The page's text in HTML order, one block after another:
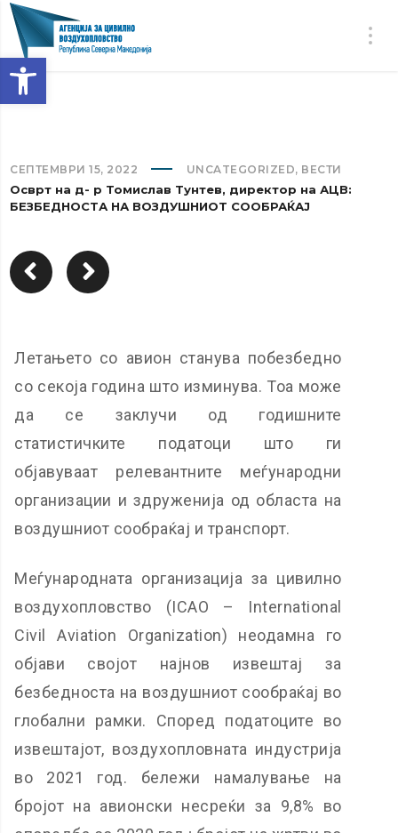
Open toolbar
СЕПТЕМВРИ 15, 2022 UNCATEGORIZED, ВЕСТИ
Осврт на д- р Томислав Тунтев, директор на АЦВ:
БЕЗБЕДНОСТА НА ВОЗДУШНИОТ СООБРАЌАЈ
Летањето со авион станува побезбедно
со секоја година што изминува. Тоа може
да се заклучи од годишните
статистичките податоци што ги
објавуваат релевантните меѓународни
организации и здруженија од областа на
воздушниот сообраќај и транспорт.
Меѓународната организација за цивилно
воздухопловство (ICAO – International
Civil Aviation Organization) неодамна го
објави својот најнов извештај за
безбедноста на воздушниот сообраќај во
глобални рамки. Според податоците во
извештајот, воздухопловната индустрија
во 2021 год. бележи намалување на
бројот на авионски несреќи за 9,8% во